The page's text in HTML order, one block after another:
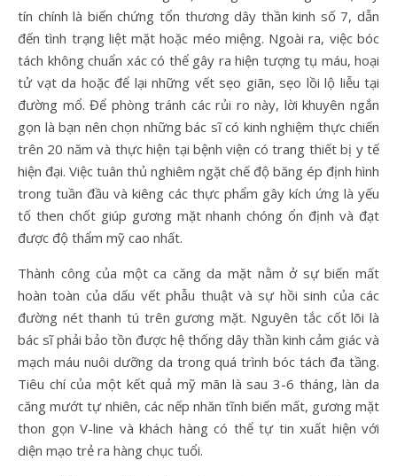
tín chính là biến chứng tổn thương dây thần kinh số 7, dẫn
đến tình trạng liệt mặt hoặc méo miệng. Ngoài ra, việc bóc
tách không chuẩn xác có thể gây ra hiện tượng tụ máu, hoại
tử vạt da hoặc để lại những vết sẹo giãn, sẹo lồi lộ liễu tại
đường mổ. Để phòng tránh các rủi ro này, lời khuyên ngắn
gọn là bạn nên chọn những bác sĩ có kinh nghiệm thực chiến
trên 20 năm và thực hiện tại bệnh viện có trang thiết bị y tế
hiện đại. Việc tuân thủ nghiêm ngặt chế độ băng ép định hình
trong tuần đầu và kiêng các thực phẩm gây kích ứng là yếu
tố then chốt giúp gương mặt nhanh chóng ổn định và đạt
được độ thẩm mỹ cao nhất.
Thành công của một ca căng da mặt nằm ở sự biến mất
hoàn toàn của dấu vết phẫu thuật và sự hồi sinh của các
đường nét thanh tú trên gương mặt. Nguyên tắc cốt lõi là
bác sĩ phải bảo tồn được hệ thống dây thần kinh cảm giác và
mạch máu nuôi dưỡng da trong quá trình bóc tách đa tầng.
Tiêu chí của một kết quả mỹ mãn là sau 3-6 tháng, làn da
căng mướt tự nhiên, các nếp nhăn tĩnh biến mất, gương mặt
thon gọn V-line và khách hàng có thể tự tin xuất hiện với
diện mạo trẻ ra hàng chục tuổi.